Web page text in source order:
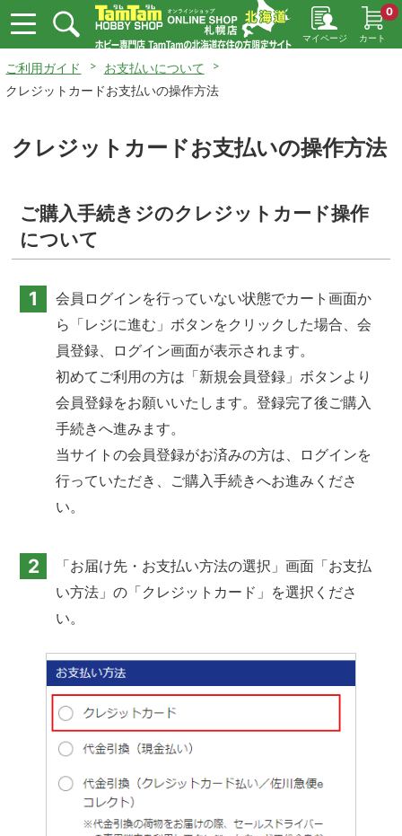
マイページ カート
0
ご利用ガイド
お支払いについて
クレジットカードお支払いの操作方法
クレジットカードお支払いの操作方法
ご購入手続きジのクレジットカード操作
について
1
会員ログインを行っていない状態でカート画面か
ら「レジに進む」ボタンをクリックした場合、会
員登録、ログイン画面が表示されます。
初めてご利用の方は「新規会員登録」ボタンより
会員登録をお願いいたします。登録完了後ご購入
手続きへ進みます。
当サイトの会員登録がお済みの方は、ログインを
行っていただき、ご購入手続きへお進みくださ
い。
2
「お届け先・お支払い方法の選択」画面「お支払
い方法」の「クレジットカード」を選択くださ
い。